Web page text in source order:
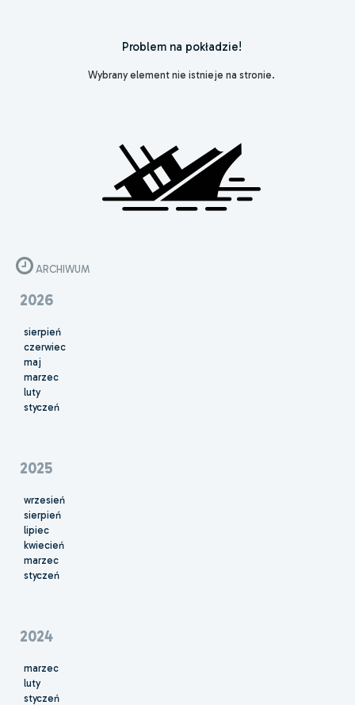
Problem na pokładzie!
Wybrany element nie istnieje na stronie.
ARCHIWUM
2026
sierpień
czerwiec
maj
marzec
luty
styczeń
2025
wrzesień
sierpień
lipiec
kwiecień
marzec
styczeń
2024
marzec
luty
styczeń